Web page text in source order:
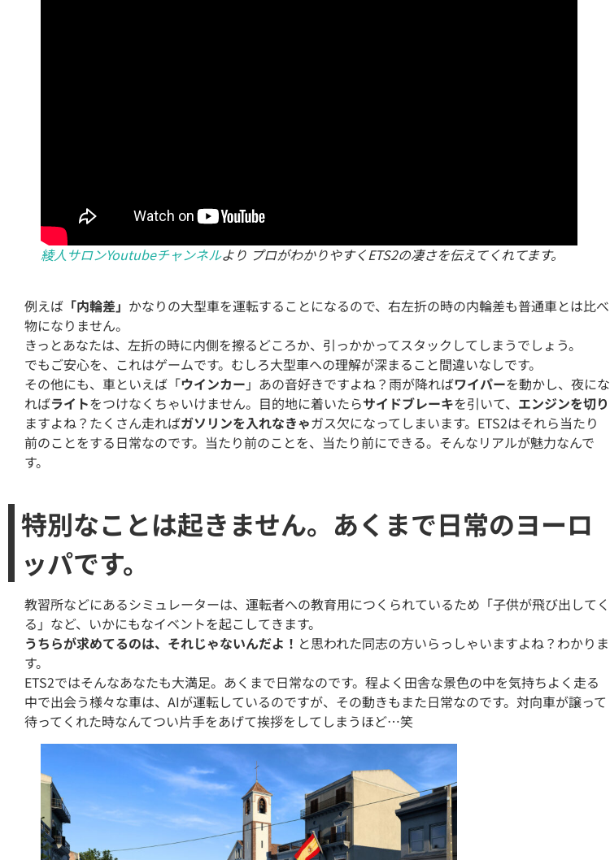
綾人サロンYoutubeチャンネルより プロがわかりやすくETS2の凄さを伝えてくれてます。
例えば 「内輪差」 かなりの大型車を運転することになるので、右左折の時の内輪差も普通車とは比べ
物になりません。
きっとあなたは、左折の時に内側を擦るどころか、引っかかってスタックしてしまうでしょう。
でもご安心を、これはゲームです。むしろ大型車への理解が深まること間違いなしです。
その他にも、車といえば「ウインカー 」あの音好きですよね？雨が降ればワイパーを動かし、夜にな
ればライトをつけなくちゃいけません。目的地に着いたらサイドブレーキを引いて、 エンジンを切り
ますよね？たくさん走ればガソリンを入れなきゃガス欠になってしまいます。ETS2はそれら当たり
前のことをする日常なのです。当たり前のことを、当たり前にできる。そんなリアルが魅力なんで
す。
特別なことは起きません。あくまで日常のヨーロ
ッパです。
教習所などにあるシミュレーターは、運転者への教育用につくられているため「子供が飛び出してく
る」など、いかにもなイベントを起こしてきます。
うちらが求めてるのは、それじゃないんだよ！ と思われた同志の方いらっしゃいますよね？わかりま
す。
ETS2ではそんなあなたも大満足。あくまで日常なのです。程よく田舎な景色の中を気持ちよく走る
中で出会う様々な車は、AIが運転しているのですが、その動きもまた日常なのです。対向車が譲って
待ってくれた時なんてつい片手をあげて挨拶をしてしまうほど…笑